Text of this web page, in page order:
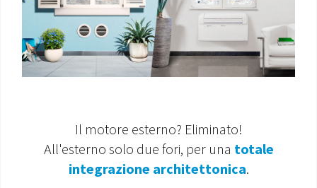
Il motore esterno? Eliminato!
All'esterno solo due fori, per una totale
integrazione architettonica.